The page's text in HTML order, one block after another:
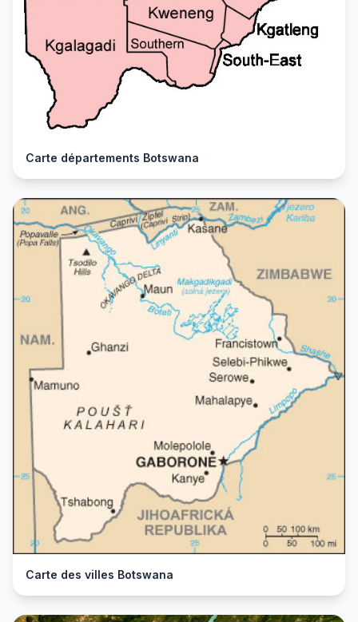
Carte départements Botswana
Carte des villes Botswana